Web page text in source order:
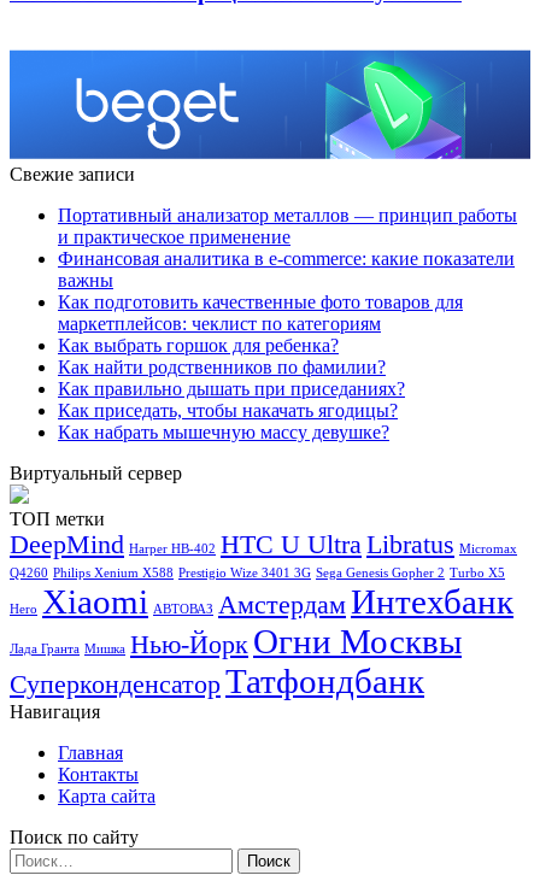
Свежие записи
Портативный анализатор металлов — принцип работы
и практическое применение
Финансовая аналитика в e-commerce: какие показатели
важны
Как подготовить качественные фото товаров для
маркетплейсов: чеклист по категориям
Как выбрать горшок для ребенка?
Как найти родственников по фамилии?
Как правильно дышать при приседаниях?
Как приседать, чтобы накачать ягодицы?
Как набрать мышечную массу девушке?
Виртуальный сервер
ТОП метки
DeepMind Harper HB-402 HTC U UltraLibratus Micromax
Q4260 Philips Xenium X588 Prestigio Wize 3401 3G Sega Genesis Gopher 2 Turbo X5
Hero Xiaomi АВТОВАЗ АмстердамИнтехбанк
Лада Гранта Мишка Нью-Йорк Огни Москвы
СуперконденсаторТатфондбанк
Навигация
Главная
Контакты
Карта сайта
Поиск по сайту
Найти: